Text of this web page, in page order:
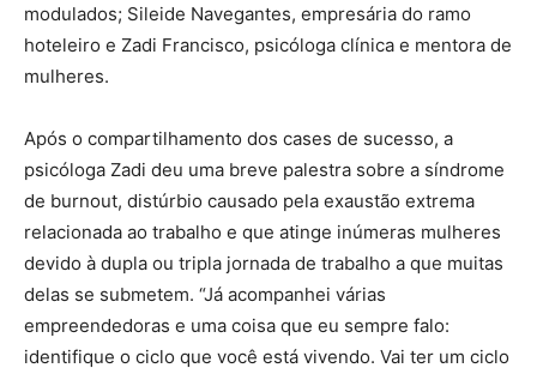
modulados; Sileide Navegantes, empresária do ramo
hoteleiro e Zadi Francisco, psicóloga clínica e mentora de
mulheres.
Após o compartilhamento dos cases de sucesso, a
psicóloga Zadi deu uma breve palestra sobre a síndrome
de burnout, distúrbio causado pela exaustão extrema
relacionada ao trabalho e que atinge inúmeras mulheres
devido à dupla ou tripla jornada de trabalho a que muitas
delas se submetem. “Já acompanhei várias
empreendedoras e uma coisa que eu sempre falo:
identifique o ciclo que você está vivendo. Vai ter um ciclo